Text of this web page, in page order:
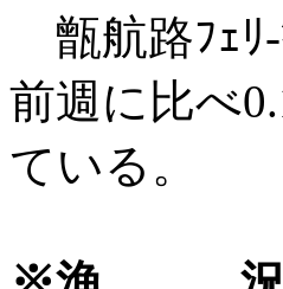
甑航路ﾌｪﾘ
前週に比べ
ている。